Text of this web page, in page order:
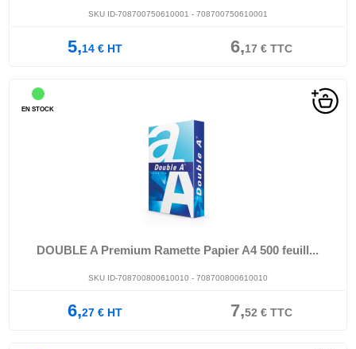
SKU ID-708700750610001 - 708700750610001
5,14€HT 6,17 €TTC
DOUBLE A Premium Ramette Papier A4 500 feuill...
SKU ID-708700800610010 - 708700800610010
6,27€HT 7,52 €TTC
EN STOCK